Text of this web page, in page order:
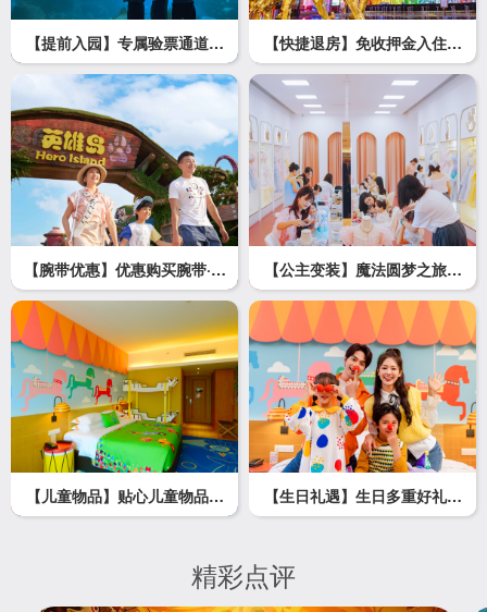
【提前入园】专属验票通道，
畅享提前入园
【快捷退房】免收押金入住，
自助快捷退房
【腕带优惠】优惠购买腕带·畅
玩快人一步
【公主变装】魔法圆梦之旅，
沉浸童梦世界
【儿童物品】贴心儿童物品，
亲子出行便捷
【生日礼遇】生日多重好礼，
惊喜连连不断
精彩点评